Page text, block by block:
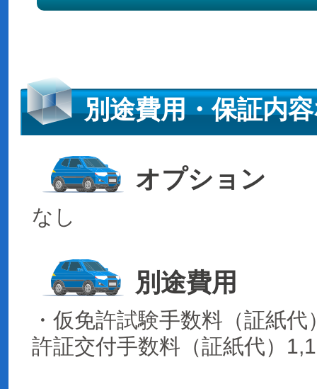
別途費用・保証内
オプション
なし
別途費用
・仮免許試験手数料（証紙
許証交付手数料（証紙代）